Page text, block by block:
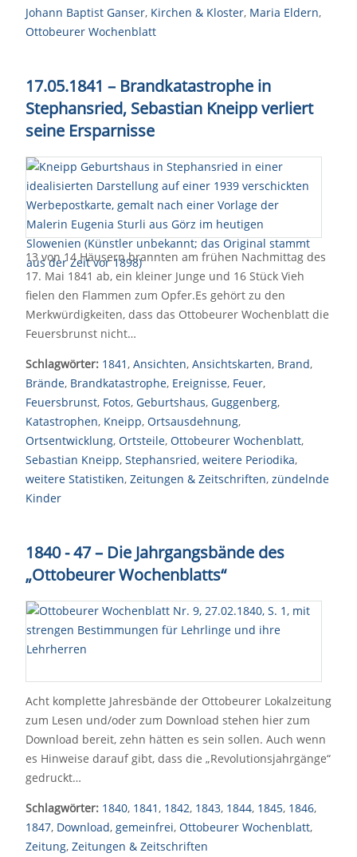
Johann Baptist Ganser, Kirchen & Kloster, Maria Eldern,
Ottobeurer Wochenblatt
17.05.1841 – Brandkatastrophe in
Stephansried, Sebastian Kneipp verliert
seine Ersparnisse
13 von 14 Häusern brannten am frühen Nachmittag des
17. Mai 1841 ab, ein kleiner Junge und 16 Stück Vieh
fielen den Flammen zum Opfer.Es gehört zu den
Merkwürdigkeiten, dass das Ottobeurer Wochenblatt die
Feuersbrunst nicht…
Schlagwörter: 1841, Ansichten, Ansichtskarten, Brand,
Brände, Brandkatastrophe, Ereignisse, Feuer,
Feuersbrunst, Fotos, Geburtshaus, Guggenberg,
Katastrophen, Kneipp, Ortsausdehnung,
Ortsentwicklung, Ortsteile, Ottobeurer Wochenblatt,
Sebastian Kneipp, Stephansried, weitere Periodika,
weitere Statistiken, Zeitungen & Zeitschriften, zündelnde
Kinder
1840 - 47 – Die Jahrgangsbände des
„Ottobeurer Wochenblatts“
Acht komplette Jahresbände der Ottobeurer Lokalzeitung
zum Lesen und/oder zum Download stehen hier zum
Download bereit, zehn hätten es sein sollen. Auch wenn
es Hinweise darauf gibt, dass die „Revolutionsjahrgänge“
gedruckt…
Schlagwörter: 1840, 1841, 1842, 1843, 1844, 1845, 1846,
1847, Download, gemeinfrei, Ottobeurer Wochenblatt,
Zeitung, Zeitungen & Zeitschriften